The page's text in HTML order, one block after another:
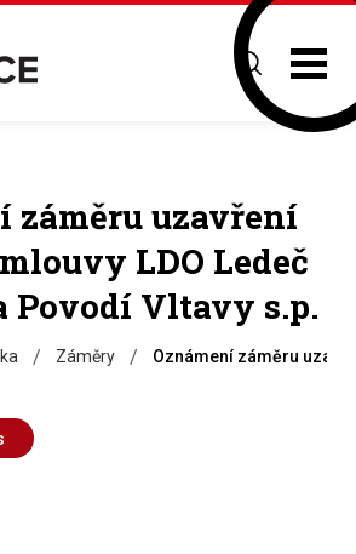
záměru uzavření
LDO Ledeč
Povodí Vltavy s.p.
/ Záměry / Oznámení záměru